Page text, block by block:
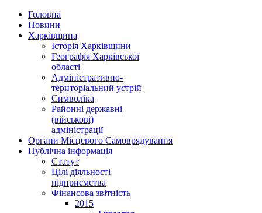
Головна
Новини
Харківщина
Історія Харківщини
Географія Харківської
області
Адміністративно-
територіальний устрій
Символіка
Районні державні
(військові)
адміністрації
Органи Місцевого Самоврядування
Публічна інформація
Статут
Цілі діяльності
підприємства
Фінансова звітність
2015